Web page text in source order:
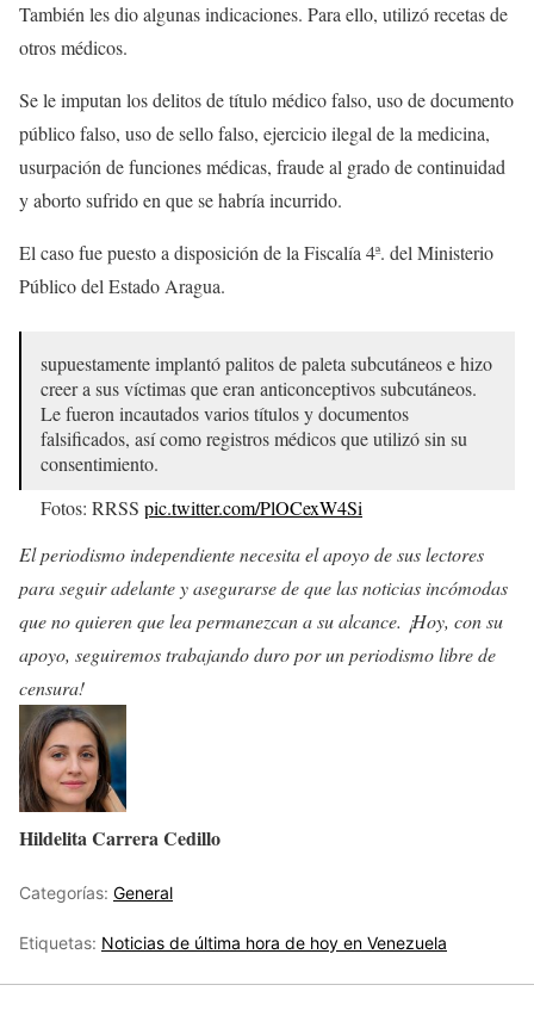
También les dio algunas indicaciones. Para ello, utilizó recetas de
otros médicos.
Se le imputan los delitos de título médico falso, uso de documento
público falso, uso de sello falso, ejercicio ilegal de la medicina,
usurpación de funciones médicas, fraude al grado de continuidad
y aborto sufrido en que se habría incurrido.
El caso fue puesto a disposición de la Fiscalía 4ª. del Ministerio
Público del Estado Aragua.
supuestamente implantó palitos de paleta subcutáneos e hizo
creer a sus víctimas que eran anticonceptivos subcutáneos.
Le fueron incautados varios títulos y documentos
falsificados, así como registros médicos que utilizó sin su
consentimiento.
Fotos: RRSS pic.twitter.com/PlOCexW4Si
— Delmiro De Barrio (@DelmiroDeBarrio)28 de abril de
El periodismo independiente necesita el apoyo de sus lectores
para seguir adelante y asegurarse de que las noticias incómodas
que no quieren que lea permanezcan a su alcance. ¡Hoy, con su
apoyo, seguiremos trabajando duro por un periodismo libre de
censura!
Hildelita Carrera Cedillo
Categorías: General
Etiquetas: Noticias de última hora de hoy en Venezuela